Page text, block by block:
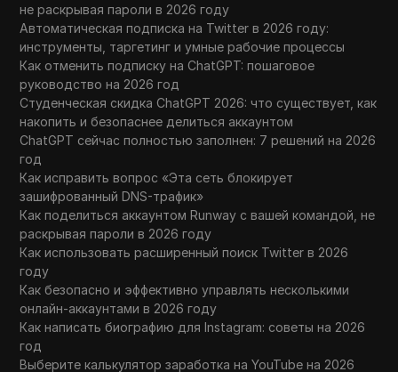
не раскрывая пароли в 2026 году
Автоматическая подписка на Twitter в 2026 году:
инструменты, таргетинг и умные рабочие процессы
Как отменить подписку на ChatGPT: пошаговое
руководство на 2026 год
Студенческая скидка ChatGPT 2026: что существует, как
накопить и безопаснее делиться аккаунтом
ChatGPT сейчас полностью заполнен: 7 решений на 2026
год
Как исправить вопрос «Эта сеть блокирует
зашифрованный DNS-трафик»
Как поделиться аккаунтом Runway с вашей командой, не
раскрывая пароли в 2026 году
Как использовать расширенный поиск Twitter в 2026
году
Как безопасно и эффективно управлять несколькими
онлайн-аккаунтами в 2026 году
Как написать биографию для Instagram: советы на 2026
год
Выберите калькулятор заработка на YouTube на 2026